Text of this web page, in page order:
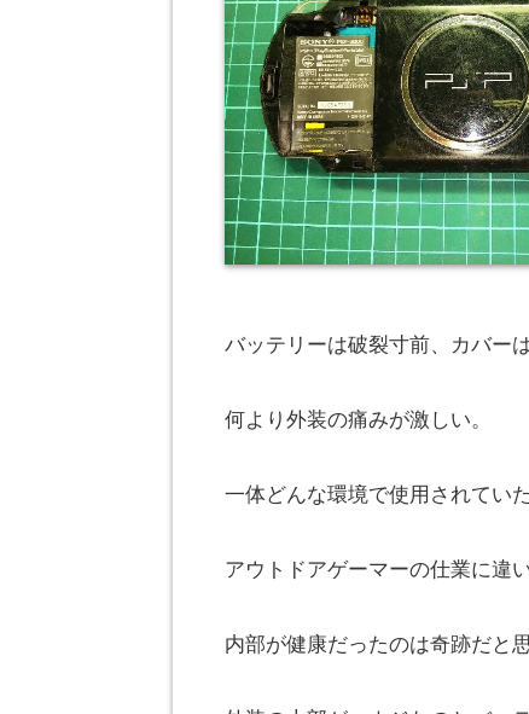
バッテリーは破裂寸前、カバーは
何より外装の痛みが激しい。
一体どんな環境で使用されていた
アウトドアゲーマーの仕業に違い
内部が健康だったのは奇跡だと思